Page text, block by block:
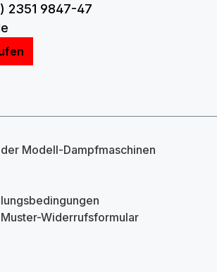
2351 9847-47
Modell-Dampfmaschinen
Widerrufsformular